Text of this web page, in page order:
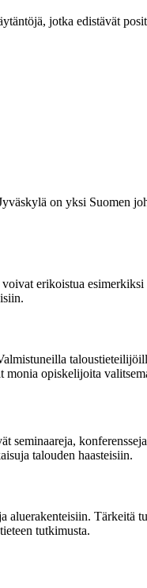
jotka edistävät
on yksi Suomen
erikoistua esimerkiksi
opiskelijoita
talouden haasteisiin.
Tärkeitä
tutkimusta.